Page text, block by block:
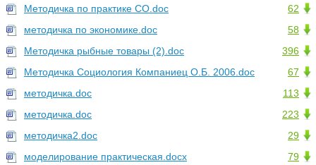
62
Методичка по практике СО.doc
58
методичка по экономике.doc
396
Методичка рыбные товары (2).doc
67
Методичка Социология Компаниец О.Б. 2006.doc
113
методичка.doc
223
методичка.doc
29
методичка2.doc
79
моделирование практическая.docx